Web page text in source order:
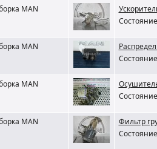
MAN
MAN
MAN
MAN
Фильтр